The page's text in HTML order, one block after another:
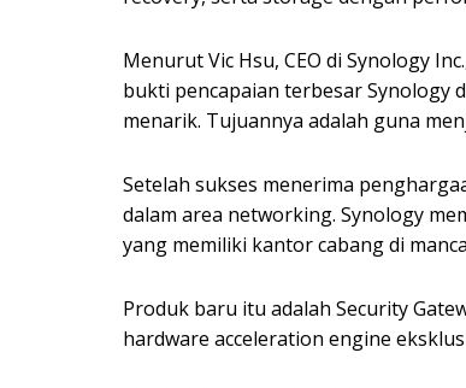
Menurut Vic Hsu, CEO di Synology
bukti pencapaian terbesar Synology
menarik. Tujuannya adalah guna
Setelah sukses menerima
dalam area networking. Synology
yang memiliki kantor cabang di
Produk baru itu adalah Security
hardware acceleration engine